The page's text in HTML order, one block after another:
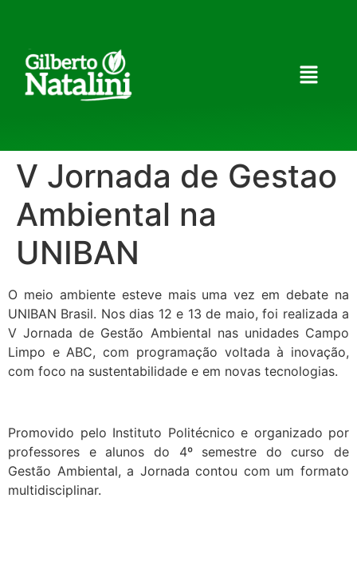
V Jornada de Gestao
Ambiental na
UNIBAN
O meio ambiente esteve mais uma vez em debate na
UNIBAN Brasil. Nos dias 12 e 13 de maio, foi realizada a
V Jornada de Gestão Ambiental nas unidades Campo
Limpo e ABC, com programação voltada à inovação,
com foco na sustentabilidade e em novas tecnologias.
Promovido pelo Instituto Politécnico e organizado por
professores e alunos do 4º semestre do curso de
Gestão Ambiental, a Jornada contou com um formato
multidisciplinar.